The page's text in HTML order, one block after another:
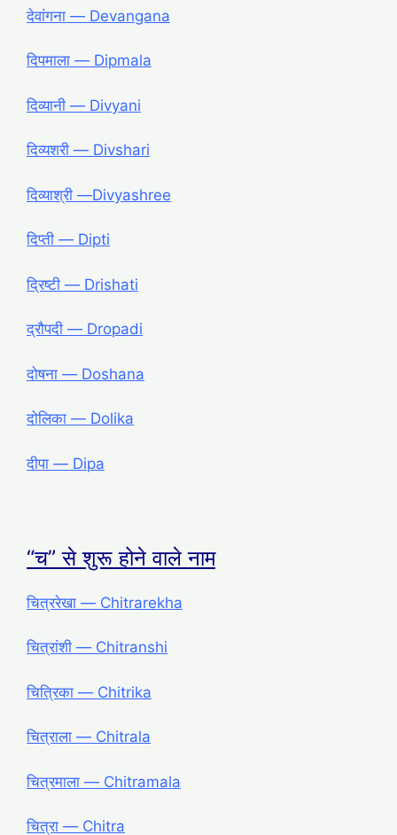
देवांगना ― Devangana
दिपमाला ― Dipmala
दिव्यानी ― Divyani
दिव्यशरी ― Divshari
दिव्याश्री ―Divyashree
दिप्ती ― Dipti
द्रिष्टी ― Drishati
द्रौपदी ― Dropadi
दोषना ― Doshana
दोलिका ― Dolika
दीपा ― Dipa
“च” से शुरू होने वाले नाम
चित्ररेखा ― Chitrarekha
चित्रांशी ― Chitranshi
चित्रिका ― Chitrika
चित्राला ― Chitrala
चित्रमाला ― Chitramala
चित्रा ― Chitra